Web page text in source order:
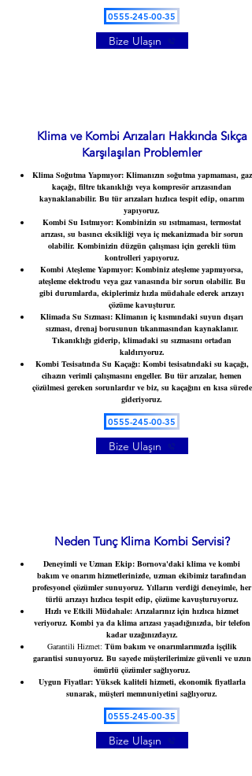
0555-245-00-35
Bize Ulaşın
Klima ve Kombi Arızaları Hakkında Sıkça
Karşılaşılan Problemler
Klima Soğutma Yapmıyor:Klimanızın soğutma yapmaması, gaz
kaçağı, filtre tıkanıklığı veya kompresör arızasından
kaynaklanabilir. Bu tür arızaları hızlıca tespit edip, onarım
yapıyoruz.
Kombi Su Isıtmıyor: Kombinizin su ısıtmaması, termostat
arızası, su basıncı eksikliği veya iç mekanizmada bir sorun
olabilir. Kombinizin düzgün çalışması için gerekli tüm
kontrolleri yapıyoruz.
Kombi Ateşleme Yapmıyor: Kombiniz ateşleme yapmıyorsa,
ateşleme elektrodu veya gaz vanasında bir sorun olabilir. Bu
gibi durumlarda, ekiplerimiz hızla müdahale ederek arızayı
çözüme kavuşturur.
Klimada Su Sızması: Klimanın iç kısmındaki suyun dışarı
sızması, drenaj borusunun tıkanmasından kaynaklanır.
Tıkanıklığı giderip, klimadaki su sızmasını ortadan
kaldırıyoruz.
Kombi Tesisatında Su Kaçağı:Kombi tesisatındaki su kaçağı,
cihazın verimli çalışmasını engeller. Bu tür arızalar, hemen
çözülmesi gereken sorunlardır ve biz, su kaçağını en kısa sürede
gideriyoruz.
0555-245-00-35
Bize Ulaşın
Neden Tunç Klima Kombi Servisi?
Deneyimli ve Uzman Ekip: Bornova'daki klima ve kombi
bakım ve onarım hizmetlerinizde, uzman ekibimiz tarafından
profesyonel çözümler sunuyoruz. Yılların verdiği deneyimle, her
türlü arızayı hızlıca tespit edip, çözüme kavuşturuyoruz.
Hızlı ve Etkili Müdahale: Arızalarınız için hızlıca hizmet
veriyoruz. Kombi ya da klima arızası yaşadığınızda, bir telefon
kadar uzağınızdayız.
Garantili Hizmet: Tüm bakım ve onarımlarımızda işçilik
garantisi sunuyoruz. Bu sayede müşterilerimize güvenli ve uzun
ömürlü çözümler sağlıyoruz.
Uygun Fiyatlar: Yüksek kaliteli hizmeti, ekonomik fiyatlarla
sunarak, müşteri memnuniyetini sağlıyoruz.
0555-245-00-35
Bize Ulaşın